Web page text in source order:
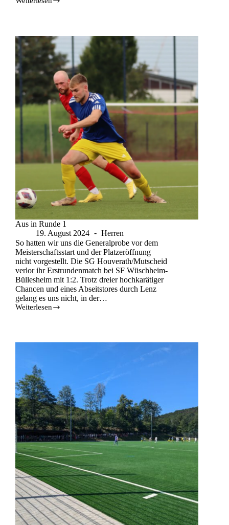
Aus in Runde 1
19. August 2024
Herren
So hatten wir uns die Generalprobe vor dem
Meisterschaftsstart und der Platzeröffnung
nicht vorgestellt. Die SG Houverath/Mutscheid
verlor ihr Erstrundenmatch bei SF Wüschheim-
Büllesheim mit 1:2. Trotz dreier hochkarätiger
Chancen und eines Abseitstores durch Lenz
gelang es uns nicht, in der…
Weiterlesen